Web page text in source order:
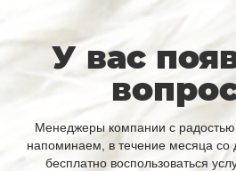
У вас
Менеджеры компании с радостью
напоминаем, в течение месяца со
бесплатно воспользоваться